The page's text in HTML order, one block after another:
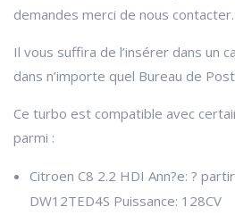
demandes merci de nous contacter.
Il vous suffira de l’insérer dans un
dans n’importe quel Bureau de
Ce turbo est compatible avec
parmi :
Citroen C8 2.2 HDI Ann?e: ?
DW12TED4S Puissance: 128CV